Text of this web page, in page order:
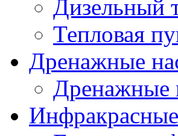
Дизельный
Тепловая
Дренажные
Дренажные